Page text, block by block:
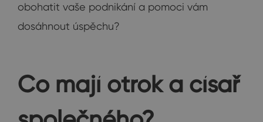
obohatit vaše podnikání a pomoci vám
dosáhnout úspěchu?
Co mají otrok a císař